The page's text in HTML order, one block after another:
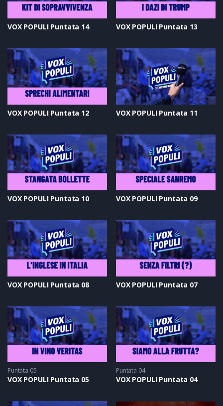
VOX POPULI Puntata 14 VOX POPULI Puntata 13
VOX POPULI Puntata 12 VOX POPULI Puntata 11
VOX POPULI Puntata 10 VOX POPULI Puntata 09
VOX POPULI Puntata 08 VOX POPULI Puntata 07
Puntata 05
VOX POPULI Puntata 05
Puntata 04
VOX POPULI Puntata 04